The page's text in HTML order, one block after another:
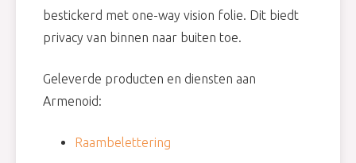
bestickerd met one-way vision folie. Dit biedt
privacy van binnen naar buiten toe.
Geleverde producten en diensten aan
Armenoid:
Raambelettering